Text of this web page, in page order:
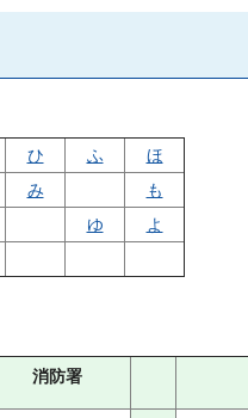
ひ ふ
ほ
み
も
ゆ
よ
消防署